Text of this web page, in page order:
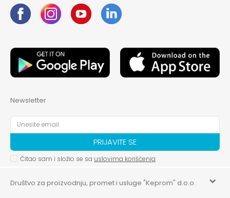
Newsletter
PRIJAVITE SE
Čitao sam i složio se sa uslovima korišćenja
Društvo za proizvodnju, promet i usluge "Keprom" d.o.o.